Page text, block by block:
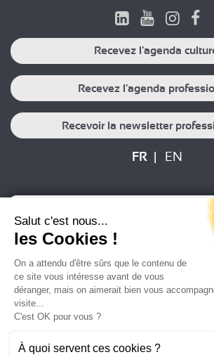
Recevez l'agenda
Recevez l'agenda
Recevoir la newsletter
FR EN
Plan du site
Mentions
Politique de protection des données
Salut c'est nous...
les Cookies !
On a attendu d'être sûrs que le contenu de
ce site vous intéresse avant de vous
déranger, mais on aimerait bien vous
visite...
C'est OK pour vous ?
À quoi servent ces cookies ?